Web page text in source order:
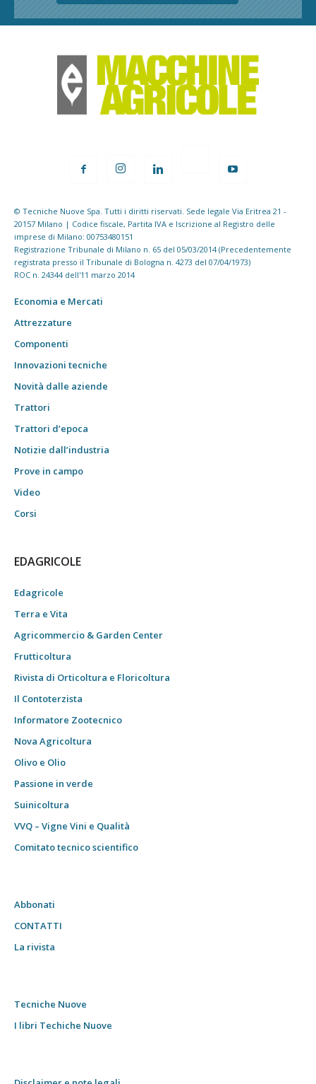
© Tecniche Nuove Spa. Tutti i diritti riservati. Sede legale Via Eritrea 21 -
20157 Milano | Codice fiscale, Partita IVA e Iscrizione al Registro delle
imprese di Milano: 00753480151
Registrazione Tribunale di Milano n. 65 del 05/03/2014 (Precedentemente
registrata presso il Tribunale di Bologna n. 4273 del 07/04/1973)
ROC n. 24344 dell'11 marzo 2014
Economia e Mercati
Attrezzature
Componenti
Innovazioni tecniche
Novità dalle aziende
Trattori
Trattori d’epoca
Notizie dall’industria
Prove in campo
Video
Corsi
EDAGRICOLE
Edagricole
Terra e Vita
Agricommercio & Garden Center
Frutticoltura
Rivista di Orticoltura e Floricoltura
Il Contoterzista
Informatore Zootecnico
Nova Agricoltura
Olivo e Olio
Passione in verde
Suinicoltura
VVQ – Vigne Vini e Qualità
Comitato tecnico scientifico
Abbonati
CONTATTI
La rivista
Tecniche Nuove
I libri Techiche Nuove